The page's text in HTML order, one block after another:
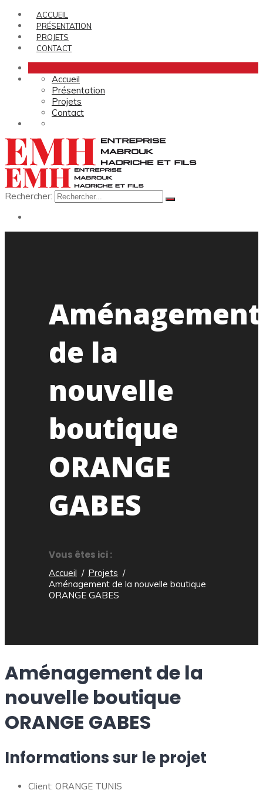
ACCUEIL
PRÉSENTATION
PROJETS
CONTACT
Accueil
Présentation
Projets
Contact
Rechercher:
Aménagement
de la
nouvelle
boutique
ORANGE
GABES
Vous êtes ici :
Accueil
Projets
Aménagement de la nouvelle boutique
ORANGE GABES
Aménagement de la
nouvelle boutique
ORANGE GABES
Informations sur le projet
Client: ORANGE TUNIS